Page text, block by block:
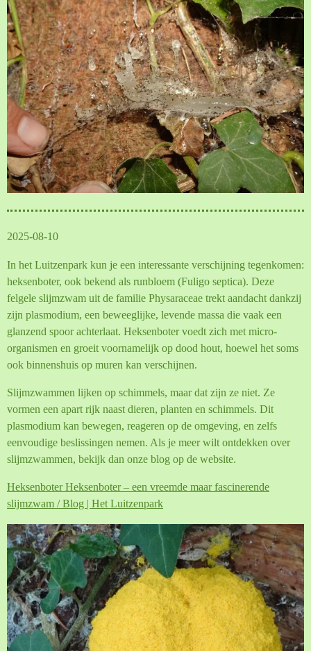
2025-08-10
In het Luitzenpark kun je een interessante verschijning tegenkomen:
heksenboter, ook bekend als runbloem (Fuligo septica). Deze
felgele slijmzwam uit de familie Physaraceae trekt aandacht dankzij
zijn plasmodium, een beweeglijke, levende massa die vaak een
glanzend spoor achterlaat. Heksenboter voedt zich met micro-
organismen en groeit voornamelijk op dood hout, hoewel het soms
ook binnenshuis op muren kan verschijnen.
Slijmzwammen lijken op schimmels, maar dat zijn ze niet. Ze
vormen een apart rijk naast dieren, planten en schimmels. Dit
plasmodium kan bewegen, reageren op de omgeving, en zelfs
eenvoudige beslissingen nemen. Als je meer wilt ontdekken over
slijmzwammen, bekijk dan onze blog op de website.
Heksenboter Heksenboter – een vreemde maar fascinerende
slijmzwam / Blog | Het Luitzenpark